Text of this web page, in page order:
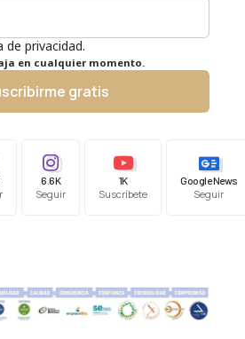
privacidad.
en cualquier momento.
gratis
6.6K
Seguir
1K
Suscríbete
Google News
Seguir